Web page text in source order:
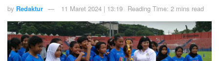
by Redaktur 11 Maret 2024 | 13:19 Reading Time: 2 mins read